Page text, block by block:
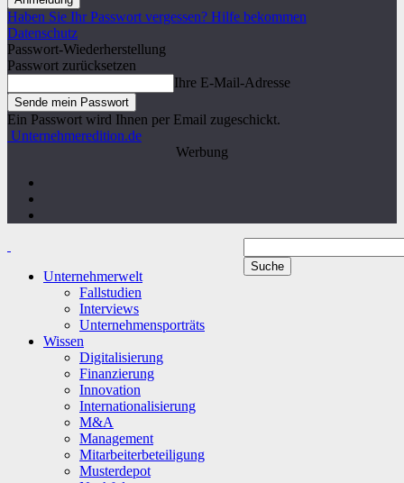
Haben Sie Ihr Passwort vergessen? Hilfe bekommen
Datenschutz
Passwort-Wiederherstellung
Passwort zurücksetzen
Ihre E-Mail-Adresse
Ein Passwort wird Ihnen per Email zugeschickt.
Unternehmeredition.de
Werbung
Unternehmerwelt
Fallstudien
Interviews
Unternehmensporträts
Wissen
Digitalisierung
Finanzierung
Innovation
Internationalisierung
M&A
Management
Mitarbeiterbeteiligung
Musterdepot